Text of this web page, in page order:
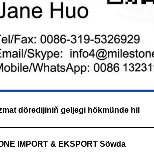
döredijiniň geljegi hökmünde hil
IMPORT & EKSPORT Söwda